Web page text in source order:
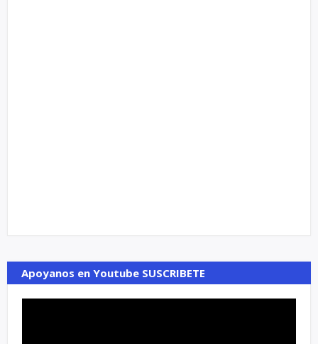
Apoyanos en Youtube SUSCRIBETE